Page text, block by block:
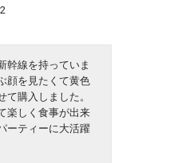
幹線を持っていま
顔を見たくて黄色
て購入しました。
楽しく食事が出来
ーティーに大活躍